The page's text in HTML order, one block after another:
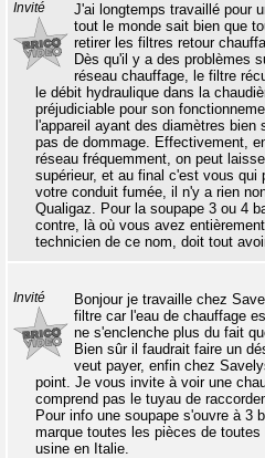
Invité
J'ai longtemps travaillé pour
tout le monde sait bien que
retirer les filtres retour
Dès qu'il y a des problèmes
réseau chauffage, le filtre
le débit hydraulique dans la
préjudiciable pour son
l'appareil ayant des diamètres
pas de dommage. Effectivement,
réseau fréquemment, on peut
supérieur, et au final c'est vous qui
votre conduit fumée, il n'y a rien
Qualigaz. Pour la soupape 3 ou 4
contre, là où vous avez
technicien de ce nom, doit tout
Invité
Bonjour je travaille chez
filtre car l'eau de chauffage
ne s'enclenche plus du fait
Bien sûr il faudrait faire un
veut payer, enfin chez
point. Je vous invite à voir une
comprend pas le tuyau de
Pour info une soupape s'ouvre à 3
marque toutes les pièces de
usine en Italie.